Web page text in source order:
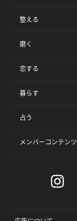
整える
磨く
恋する
暮らす
占う
メンバーコンテンツ